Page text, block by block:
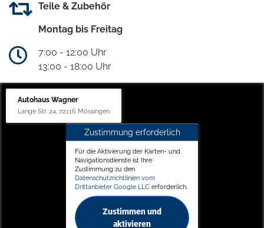
Teile & Zubehör
Montag bis Freitag
7:00 - 12:00 Uhr
13:00 - 18:00 Uhr
Autohaus Wagner
Lange Str. 24, 72116 Mössingen
Zustimmung erforderlich
Für die Aktivierung der Karten- und
Navigationsdienste ist Ihre
Zustimmung zu den
Datenschutzrichtlinien vom
Drittanbieter Google LLC erforderlich.
Zustimmen und
aktivieren